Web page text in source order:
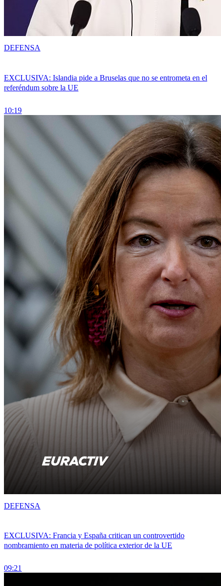
EXCLUSIVA: Islandia pide a Bruselas que no se entrometa en el
referéndum sobre la UE
10:19
DEFENSA
EXCLUSIVA: Francia y España critican un controvertido
nombramiento en materia de política exterior de la UE
09:21
DEFENSA